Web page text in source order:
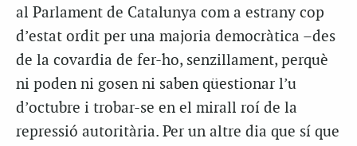
al Parlament de Catalunya com a estrany cop
d’estat ordit per una majoria democràtica –des
de la covardia de fer-ho, senzillament, perquè
ni poden ni gosen ni saben qüestionar l’u
d’octubre i trobar-se en el mirall roí de la
repressió autoritària. Per un altre dia que sí que